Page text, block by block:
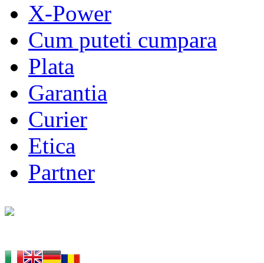
X-Power
Cum puteti cumpara
Plata
Garantia
Curier
Etica
Partner